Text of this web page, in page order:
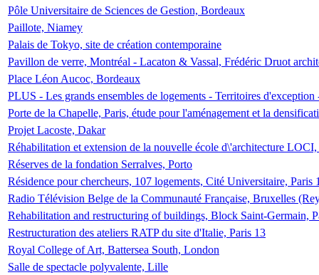
Pôle Universitaire de Sciences de Gestion, Bordeaux
Paillote, Niamey
Palais de Tokyo, site de création contemporaine
Pavillon de verre, Montréal - Lacaton & Vassal, Frédéric Druot
Place Léon Aucoc, Bordeaux
PLUS - Les grands ensembles de logements - Territoires
Porte de la Chapelle, Paris, étude pour l'aménagement et la
Projet Lacoste, Dakar
Réhabilitation et extension de la nouvelle école d\'architecture
Réserves de la fondation Serralves, Porto
Résidence pour chercheurs, 107 logements, Cité Universitaire, Paris
Radio Télévision Belge de la Communauté Française, Bruxelles
Rehabilitation and restructuring of buildings, Block Saint-Germain,
Restructuration des ateliers RATP du site d'Italie, Paris 13
Royal College of Art, Battersea South, London
Salle de spectacle polyvalente, Lille